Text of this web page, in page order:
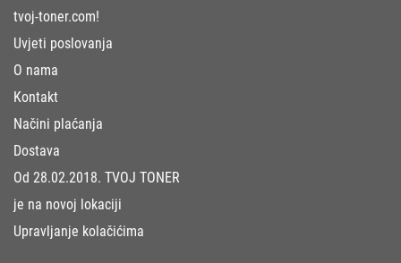
tvoj-toner.com!
Uvjeti poslovanja
O nama
Kontakt
Načini plaćanja
Dostava
Od 28.02.2018. TVOJ TONER
je na novoj lokaciji
Upravljanje kolačićima